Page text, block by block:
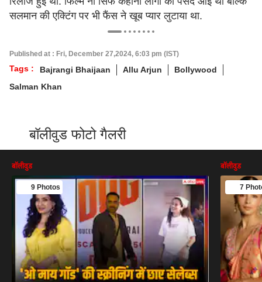
सलमान की एक्टिंग पर भी फैंस ने खूब प्यार लुटाया था.
Published at : Fri, December 27,2024, 6:03 pm (IST)
Tags : Bajrangi Bhaijaan Allu Arjun
Bollywood
Salman Khan
बॉलीवुड फोटो गैलरी
बॉलीवुड
9 Photos
बॉलीवुड
7